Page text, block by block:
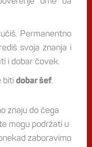
Permanentno
svoja znanja i
i dobar čovek.
biti dobar šef.
znaju do čega
mogu podržati u
zaboravimo